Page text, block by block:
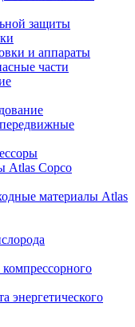
защиты
и аппараты
части
Atlas Copco
материалы Atlas
энергетического